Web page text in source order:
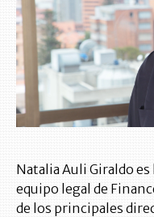
Natalia Auli Giraldo
equipo legal de
de los principales